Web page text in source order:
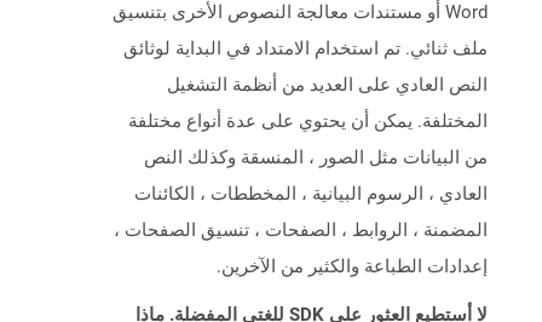
Word أو مستندات معالجة النصوص الأخرى بتنسيق
ملف ثنائي. تم استخدام الامتداد في البداية لوثائق
النص العادي على العديد من أنظمة التشغيل
المختلفة. يمكن أن يحتوي على عدة أنواع مختلفة
من البيانات مثل الصور ، المنسقة وكذلك النص
العادي ، الرسوم البيانية ، المخططات ، الكائنات
المضمنة ، الروابط ، الصفحات ، تنسيق الصفحات ،
إعدادات الطباعة والكثير من الآخرين.
لا أستطيع العثور على SDK للغتي المفضلة. ماذا